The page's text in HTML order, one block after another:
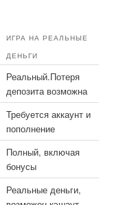
ИГРА НА РЕАЛЬНЫЕ
ДЕНЬГИ
Реальный.Потеря
депозита возможна
Требуется аккаунт и
пополнение
Полный, включая
бонусы
Реальные деньги,